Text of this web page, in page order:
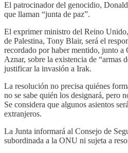
El patrocinador del genocidio,
que llaman “junta de paz”.
El exprimer ministro del Reino
de Palestina, Tony Blair, será el
recordado por haber mentido, junto a
Aznar, sobre la existencia de “armas
justificar la invasión a Irak.
La resolución no precisa quiénes
no se sabe quién los designará, pero
Se considera que algunos asientos
extranjeros.
La Junta informará al Consejo de
subordinada a la ONU ni sujeta a